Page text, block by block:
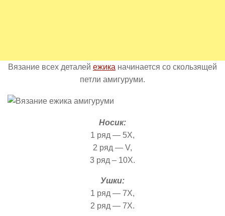
Вязание всех деталей ежика начинается со скользящей
петли амигуруми.
Носик:
1 ряд — 5Х,
2 ряд — V,
3 ряд – 10X.
Ушки:
1 ряд — 7Х,
2 ряд — 7Х.